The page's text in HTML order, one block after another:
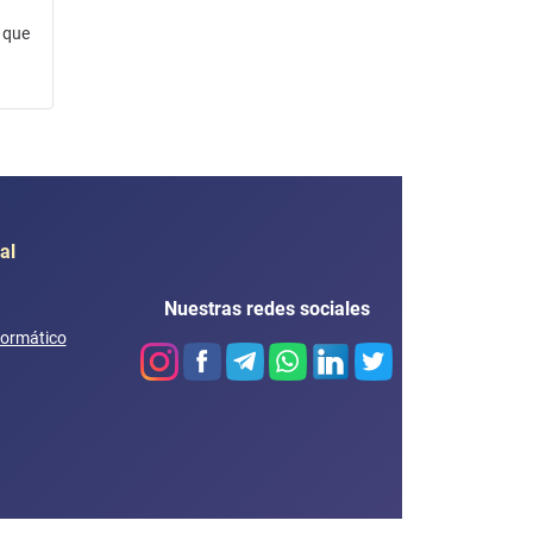
Nuestras redes sociales